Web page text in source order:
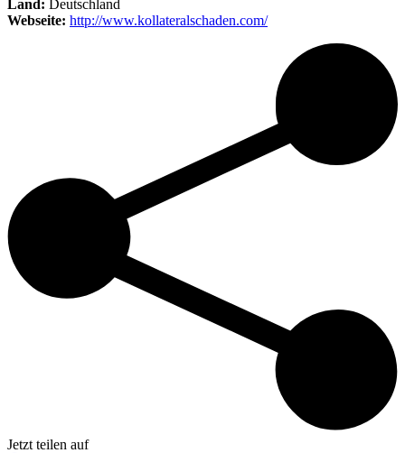
Land: Deutschland
Webseite: http://www.kollateralschaden.com/
Jetzt teilen auf